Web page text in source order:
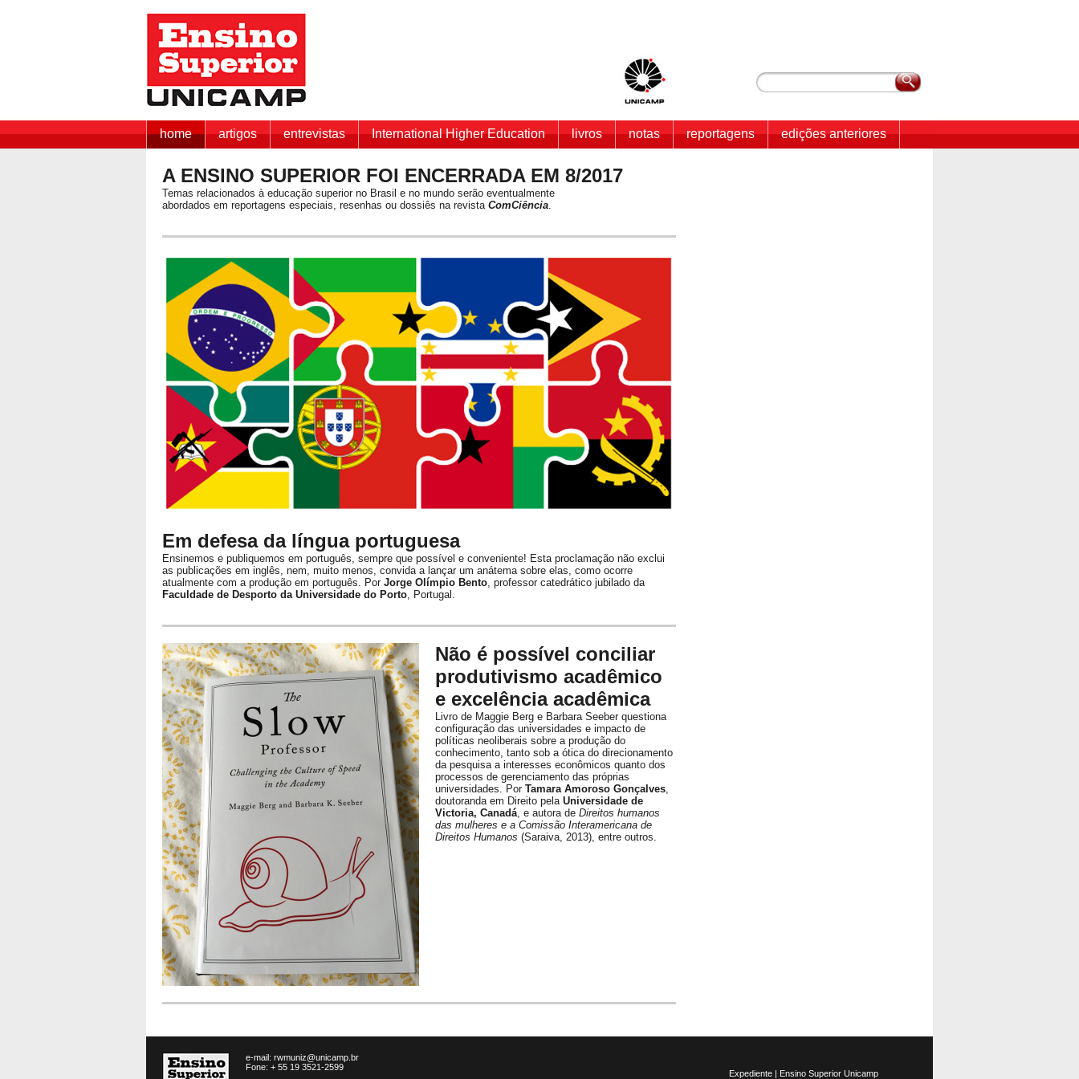
home artigos entrevistas International Higher Education livros notas reportagens edições anteriores
A ENSINO SUPERIOR FOI ENCERRADA EM 8/2017
Temas relacionados à educação superior no Brasil e no mundo serão eventualmente
abordados em reportagens especiais, resenhas ou dossiês na revista ComCiência.
Em defesa da língua portuguesa
Ensinemos e publiquemos em português, sempre que possível e conveniente! Esta proclamação não exclui
as publicações em inglês, nem, muito menos, convida a lançar um anátema sobre elas, como ocorre
atualmente com a produção em português. Por Jorge Olímpio Bento, professor catedrático jubilado da
Faculdade de Desporto da Universidade do Porto, Portugal.
Não é possível conciliar
produtivismo acadêmico
e excelência acadêmica
Livro de Maggie Berg e Barbara Seeber questiona
configuração das universidades e impacto de
políticas neoliberais sobre a produção do
conhecimento, tanto sob a ótica do direcionamento
da pesquisa a interesses econômicos quanto dos
processos de gerenciamento das próprias
universidades. Por Tamara Amoroso Gonçalves,
doutoranda em Direito pela Universidade de
Victoria, Canadá, e autora de Direitos humanos
das mulheres e a Comissão Interamericana de
Direitos Humanos (Saraiva, 2013), entre outros.
e-mail: rwmuniz@unicamp.br
Fone: + 55 19 3521-2599
Expediente | Ensino Superior Unicamp